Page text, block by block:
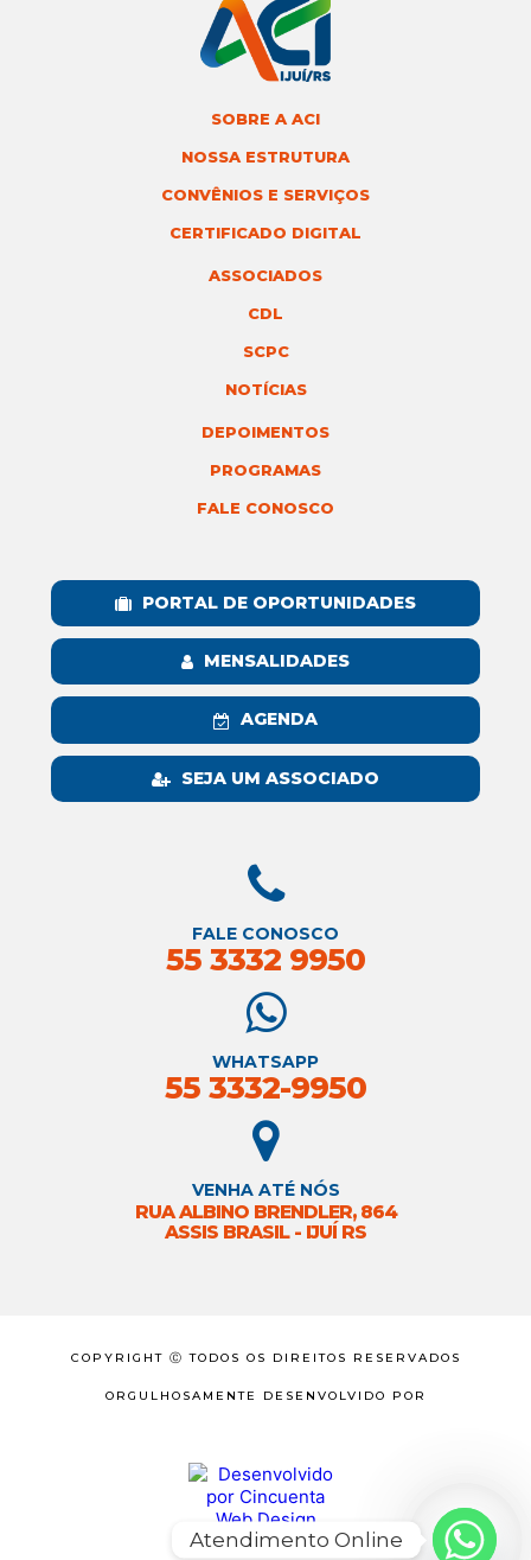
SOBRE A ACI
NOSSA ESTRUTURA
CONVÊNIOS E SERVIÇOS
CERTIFICADO DIGITAL
ASSOCIADOS
CDL
SCPC
NOTÍCIAS
DEPOIMENTOS
PROGRAMAS
FALE CONOSCO
PORTAL DE OPORTUNIDADES
MENSALIDADES
AGENDA
SEJA UM ASSOCIADO
FALE CONOSCO
55 3332 9950
WHATSAPP
55 3332-9950
VENHA ATÉ NÓS
RUA ALBINO BRENDLER, 864
ASSIS BRASIL - IJUÍ RS
COPYRIGHT Ⓒ TODOS OS DIREITOS RESERVADOS
ORGULHOSAMENTE DESENVOLVIDO POR
Atendimento Online